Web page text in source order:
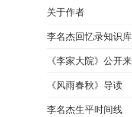
关于作者
李名杰回忆录知识库
《李家大院》公开
《风雨春秋》导读
李名杰生平时间线